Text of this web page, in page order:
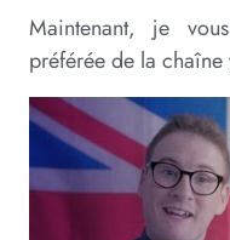
Maintenant, je
préférée de la chaîne